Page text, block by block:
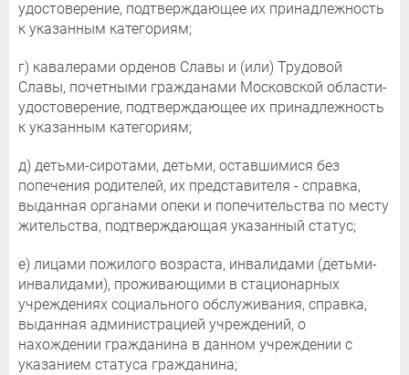
удостоверение, подтверждающее их принадлежность
к указанным категориям;
г) кавалерами орденов Славы и (или) Трудовой
Славы, почетными гражданами Московской области-
удостоверение, подтверждающее их принадлежность
к указанным категориям;
д) детьми-сиротами, детьми, оставшимися без
попечения родителей, их представителя - справка,
выданная органами опеки и попечительства по месту
жительства, подтверждающая указанный статус;
е) лицами пожилого возраста, инвалидами (детьми-
инвалидами), проживающими в стационарных
учреждениях социального обслуживания, справка,
выданная администрацией учреждений, о
нахождении гражданина в данном учреждении с
указанием статуса гражданина;